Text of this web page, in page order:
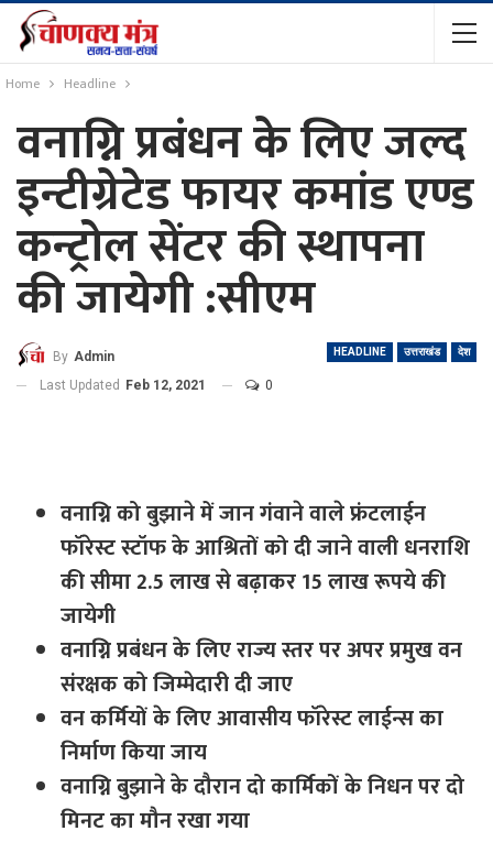
Home Headline
वनाग्नि प्रबंधन के लिए जल्द
इन्टीग्रेटेड फायर कमांड एण्ड
कन्ट्रोल सेंटर की स्थापना
की जायेगी :सीएम
HEADLINE उत्तराखंड देश
By Admin
Last Updated Feb 12, 2021 0
वनाग्नि को बुझाने में जान गंवाने वाले फ्रंटलाईन
फॉरेस्ट स्टॉफ के आश्रितों को दी जाने वाली धनराशि
की सीमा 2.5 लाख से बढ़ाकर 15 लाख रूपये की
जायेगी
वनाग्नि प्रबंधन के लिए राज्य स्तर पर अपर प्रमुख वन
संरक्षक को जिम्मेदारी दी जाए
वन कर्मियों के लिए आवासीय फॉरेस्ट लाईन्स का
निर्माण किया जाय
वनाग्नि बुझाने के दौरान दो कार्मिकों के निधन पर दो
मिनट का मौन रखा गया